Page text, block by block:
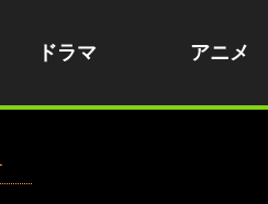
ドラマ アニメ